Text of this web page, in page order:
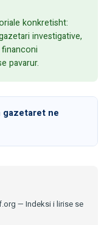
konkretisht:
investigative,
pavarur.
ne
— Indeksi i lirise se